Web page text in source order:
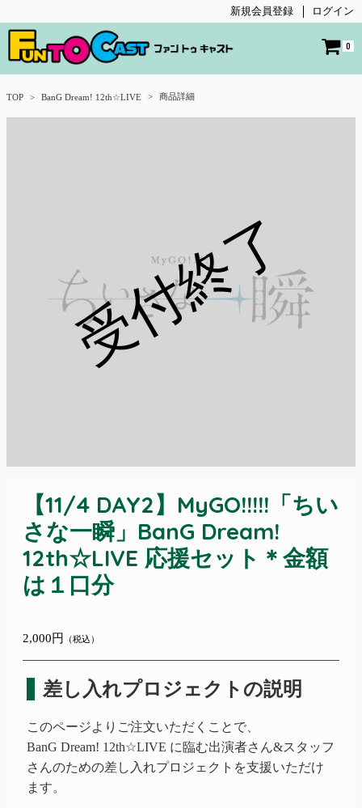
新規会員登録 ログイン
0
TOP BanG Dream! 12th☆LIVE 商品詳細
受付終了
【11/4 DAY2】MyGO!!!!!「ちい
さな一瞬」BanG Dream!
12th☆LIVE 応援セット＊金額
は１口分
2,000円 （税込）
差し入れプロジェクトの説明
このページよりご注文いただくことで、
BanG Dream! 12th☆LIVE に臨む出演者さん&スタッフ
さんのための差し入れプロジェクトを支援いただけ
ます。